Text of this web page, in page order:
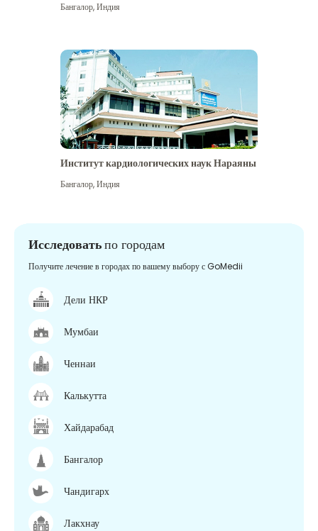
Бангалор,Индия
Институт кардиологических наук Нараяны
Бангалор,Индия
Исследоватьпо городам
Получите лечение в городах по вашему выбору с GoMedii
Дели НКР
Мумбаи
Ченнаи
Калькутта
Хайдарабад
Бангалор
Чандигарх
Лакхнау